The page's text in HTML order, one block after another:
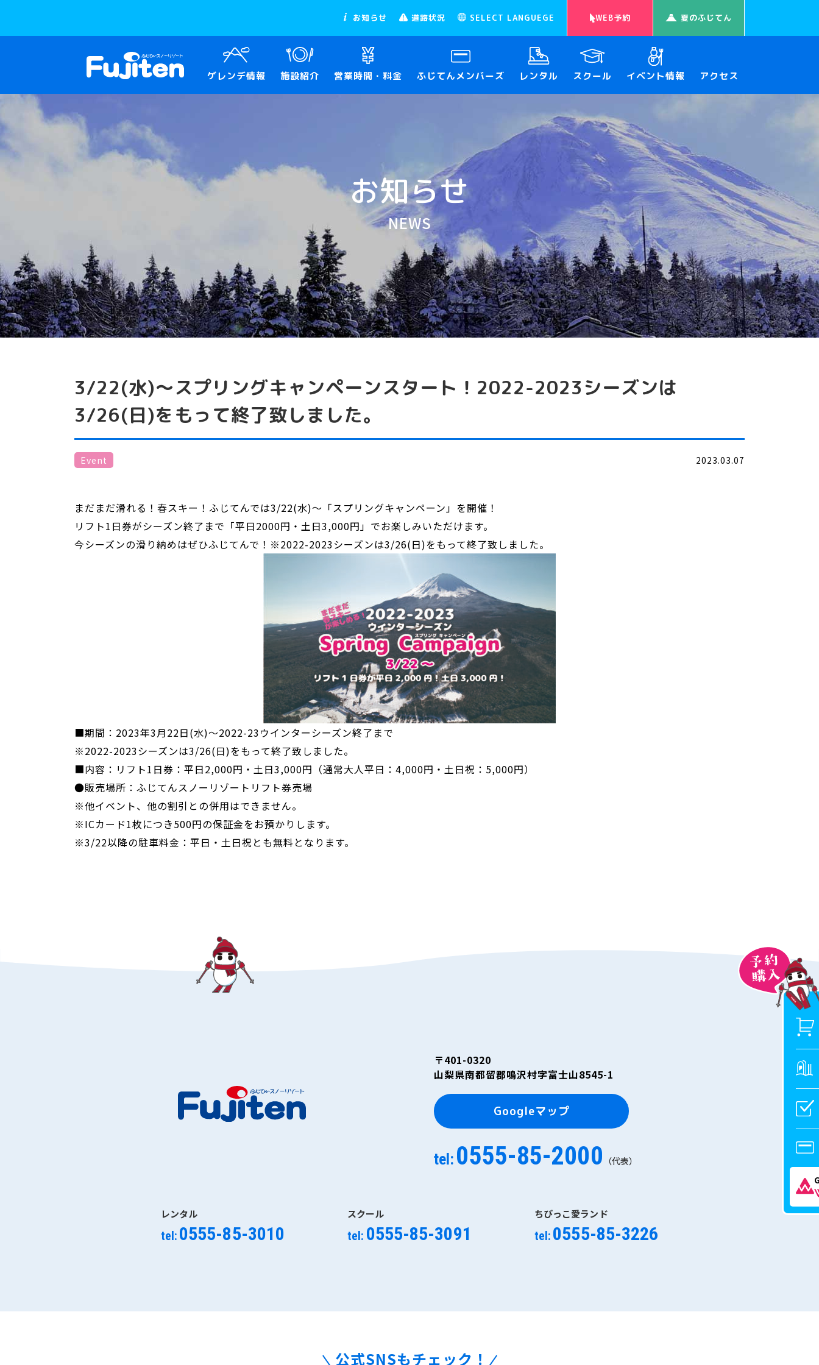
お知らせ 道路状況 SELECT LANGUEGE WEB予約 夏のふじてん
ゲレンデ情報 施設紹介 営業時間・料金 ふじてんメンバーズ レンタル スクール イベント情報 アクセス
お知らせ
NEWS
3/22(水)～スプリングキャンペーンスタート！2022-2023シーズンは
3/26(日)をもって終了致しました。
Event 2023.03.07
まだまだ滑れる！春スキー！ふじてんでは3/22(水)～「スプリングキャンペーン」を開催！
リフト1日券がシーズン終了まで「平日2000円・土日3,000円」でお楽しみいただけます。
今シーズンの滑り納めはぜひふじてんで！※2022-2023シーズンは3/26(日)をもって終了致しました。
■期間：2023年3月22日(水)～2022-23ウインターシーズン終了まで
※2022-2023シーズンは3/26(日)をもって終了致しました。
■内容：リフト1日券：平日2,000円・土日3,000円（通常大人平日：4,000円・土日祝：5,000円）
●販売場所：ふじてんスノーリゾートリフト券売場
※他イベント、他の割引との併用はできません。
※ICカード1枚につき500円の保証金をお預かりします。
※3/22以降の駐車料金：平日・土日祝とも無料となります。
〒401-0320
山梨県南都留郡鳴沢村字富士山8545-1
Googleマップ
tel: 0555-85-2000 （代表）
レンタル
tel: 0555-85-3010
スクール
tel: 0555-85-3091
ちびっこ愛ランド
tel: 0555-85-3226
公式SNSもチェック！